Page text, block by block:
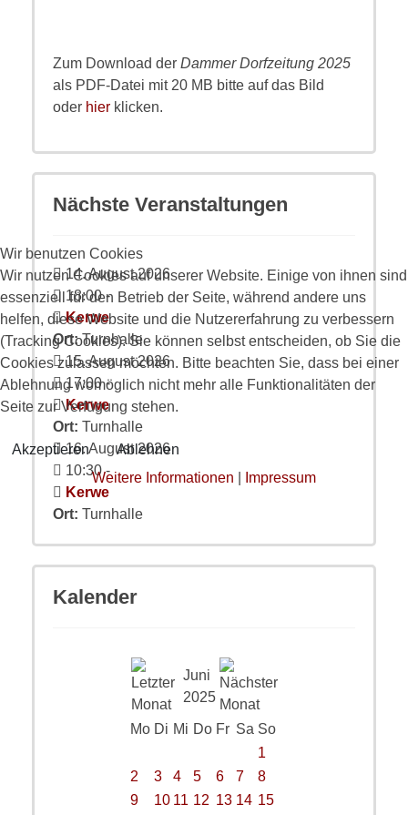
Zum Download der Dammer Dorfzeitung 2025
als PDF-Datei mit 20 MB bitte auf das Bild
oder hier klicken.
Nächste Veranstaltungen
14. August 2026
18:00-
Kerwe
Ort:Turnhalle
15. August 2026
17:00-
Kerwe
Ort: Turnhalle
16. August 2026
10:30-
Kerwe
Ort: Turnhalle
Kalender
Juni
2025
Mo Di Mi Do Fr Sa So
1
2
3 4 5 6 7
8
9
10 11 12 13 14 15
Wir benutzen Cookies
Wir nutzen Cookies auf unserer Website. Einige von ihnen sind
essenziell für den Betrieb der Seite, während andere uns
helfen, diese Website und die Nutzererfahrung zu verbessern
(Tracking Cookies). Sie können selbst entscheiden, ob Sie die
Cookies zulassen möchten. Bitte beachten Sie, dass bei einer
Ablehnung womöglich nicht mehr alle Funktionalitäten der
Seite zur Verfügung stehen.
Akzeptieren
Ablehnen
Weitere Informationen
Impressum